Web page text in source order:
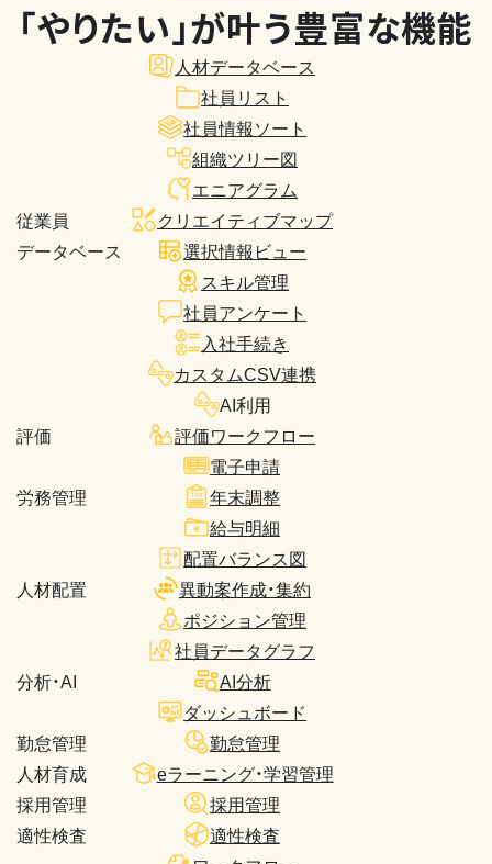
「やりたい」が叶う豊富な機能
従業員
データベース
人材データベース
社員リスト
社員情報ソート
組織ツリー図
エニアグラム
クリエイティブマップ
選択情報ビュー
スキル管理
社員アンケート
入社手続き
カスタムCSV連携
AI利用
評価
評価ワークフロー
労務管理
電子申請
年末調整
給与明細
人材配置
配置バランス図
異動案作成・集約
ポジション管理
分析・AI
社員データグラフ
AI分析
ダッシュボード
勤怠管理
勤怠管理
人材育成
eラーニング・学習管理
採用管理
採用管理
適性検査
適性検査